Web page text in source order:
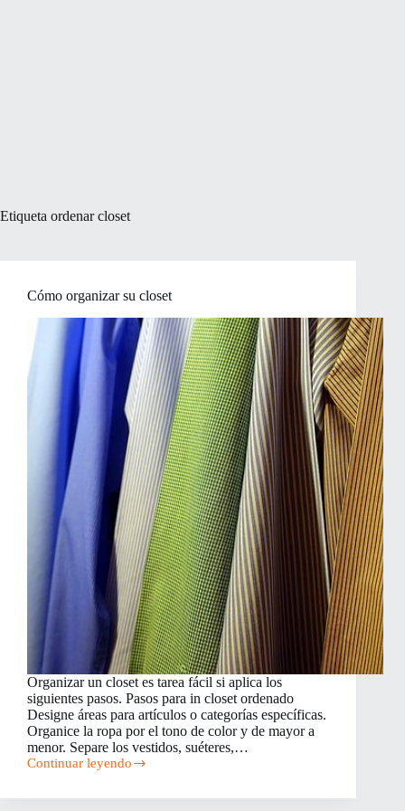
Etiqueta ordenar closet
Cómo organizar su closet
Organizar un closet es tarea fácil si aplica los
siguientes pasos. Pasos para in closet ordenado
Designe áreas para artículos o categorías específicas.
Organice la ropa por el tono de color y de mayor a
menor. Separe los vestidos, suéteres,…
Continuar leyendo
Cómo
su